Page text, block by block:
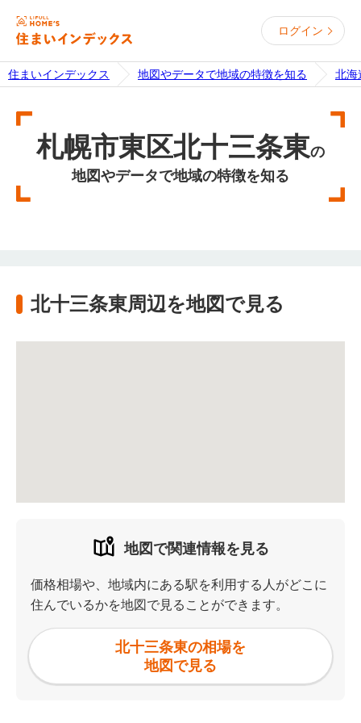
ログイン
住まいインデックス 地図やデータで地域の特徴を知る 北海
札幌市東区北十三条東の
地図やデータで地域の特徴を知る
北十三条東周辺を地図で見る
地図で関連情報を見る
価格相場や、地域内にある駅を利用する人がどこに
住んでいるかを地図で見ることができます。
北十三条東の相場を
地図で見る